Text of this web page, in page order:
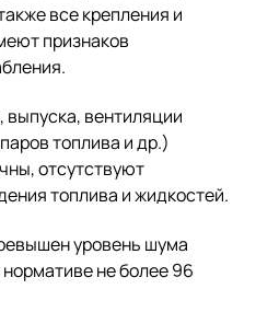
все крепления и
признаков
вентиляции
топлива и др.)
отсутствуют
топлива и жидкостей.
уровень шума
не более 96